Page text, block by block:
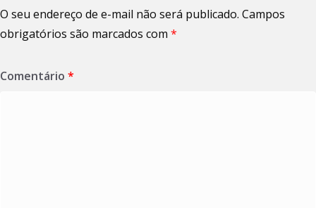
O seu endereço de e-mail não será publicado. Campos
obrigatórios são marcados com *
Comentário *